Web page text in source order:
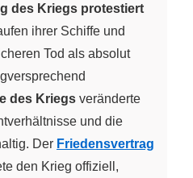
des Kriegs protestiert
ihrer Schiffe und
Tod als absolut
des Kriegs veränderte
und die
Der Friedensvertrag
den Krieg offiziell,